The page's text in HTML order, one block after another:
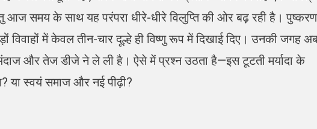
आज समय के साथ यह परंपरा धीरे-धीरे विलुप्ति की ओर बढ़ रही है।
विवाहों में केवल तीन-चार दूल्हे ही विष्णु रूप में दिखाई दिए। उनकी जगह
और तेज डीजे ने ले ली है। ऐसे में प्रश्न उठता है—इस टूटती मर्यादा के
या स्वयं समाज और नई पीढ़ी?